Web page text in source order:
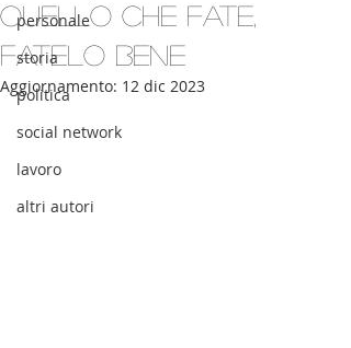
personale
storia
politica
social network
lavoro
altri autori
Quello che fate,
fatelo bene
Aggiornamento: 12 dic 2023